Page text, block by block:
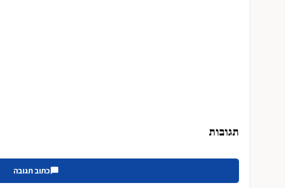
תגובות
כתוב תגובה